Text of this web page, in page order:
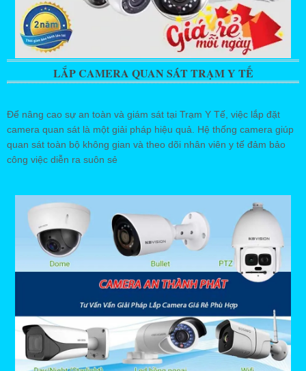
LẮP CAMERA QUAN SÁT TRẠM Y TẾ
Để nâng cao sự an toàn và giám sát tại Trạm Y Tế, việc lắp đặt
camera quan sát là một giải pháp hiệu quả. Hệ thống camera giúp
quan sát toàn bộ không gian và theo dõi nhân viên y tế đảm bảo
công việc diễn ra suôn sẻ